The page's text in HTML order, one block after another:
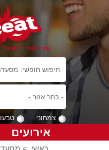
צמחוני
אירועים